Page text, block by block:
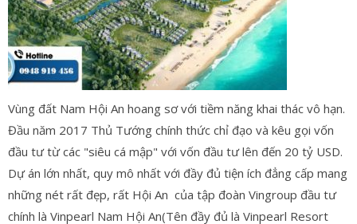
Vùng đất Nam Hội An hoang sơ với tiềm năng khai thác vô hạn.
Đầu năm 2017 Thủ Tướng chính thức chỉ đạo và kêu gọi vốn
đầu tư từ các "siêu cá mập" với vốn đầu tư lên đến 20 tỷ USD.
Dự án lớn nhất, quy mô nhất với đầy đủ tiện ích đẳng cấp mang
những nét rất đẹp, rất Hội An của tập đoàn Vingroup đầu tư
chính là Vinpearl Nam Hội An(Tên đầy đủ là Vinpearl Resort